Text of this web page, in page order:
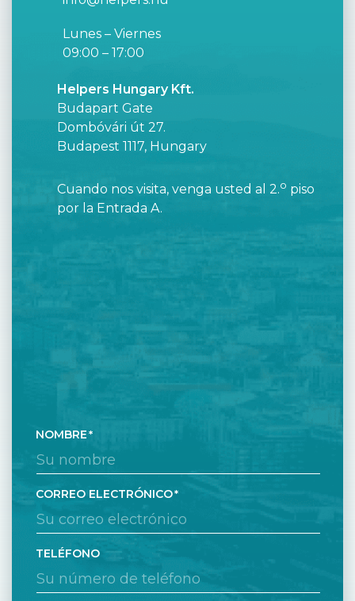
Lunes – Viernes
09:00 – 17:00
Helpers Hungary Kft.
Budapart Gate
Dombóvári út 27.
Budapest 1117, Hungary
Cuando nos visita, venga usted al 2.o piso
por la Entrada A.
NOMBRE
CORREO ELECTRÓNICO
TELÉFONO